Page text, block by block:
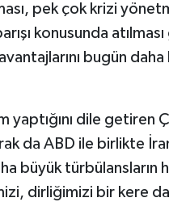
pek çok krizi
konusunda
bugün
yaptığını dile getiren
da ABD ile birlikte
büyük
dirliğimizi bir kere